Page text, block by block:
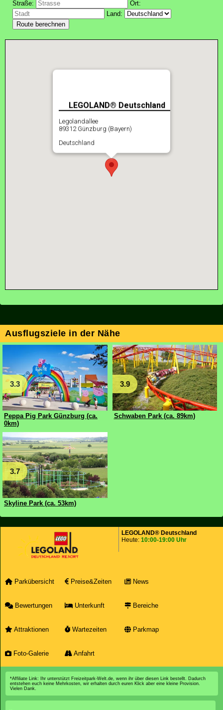
Straße:
Ort:
Land:
LEGOLAND® Deutschland
Legolandallee
89312 Günzburg (Bayern)
Deutschland
Ausflugsziele in der Nähe
3.3
Peppa Pig Park Günzburg (ca.
0km)
3.9
Schwaben Park (ca. 89km)
3.7
Skyline Park (ca. 53km)
LEGOLAND® Deutschland
Heute: 10:00-19:00 Uhr
Parkübersicht Preise&Zeiten News
Bewertungen Unterkunft Bereiche
Attraktionen Wartezeiten Parkmap
Foto-Galerie Anfahrt
*Affiliate Link: Ihr unterstützt Freizeitpark-Welt.de, wenn ihr über diesen Link bestellt. Dadurch
entstehen euch keine Mehrkosten, wir erhalten durch euren Klick aber eine kleine Provision.
Vielen Dank.